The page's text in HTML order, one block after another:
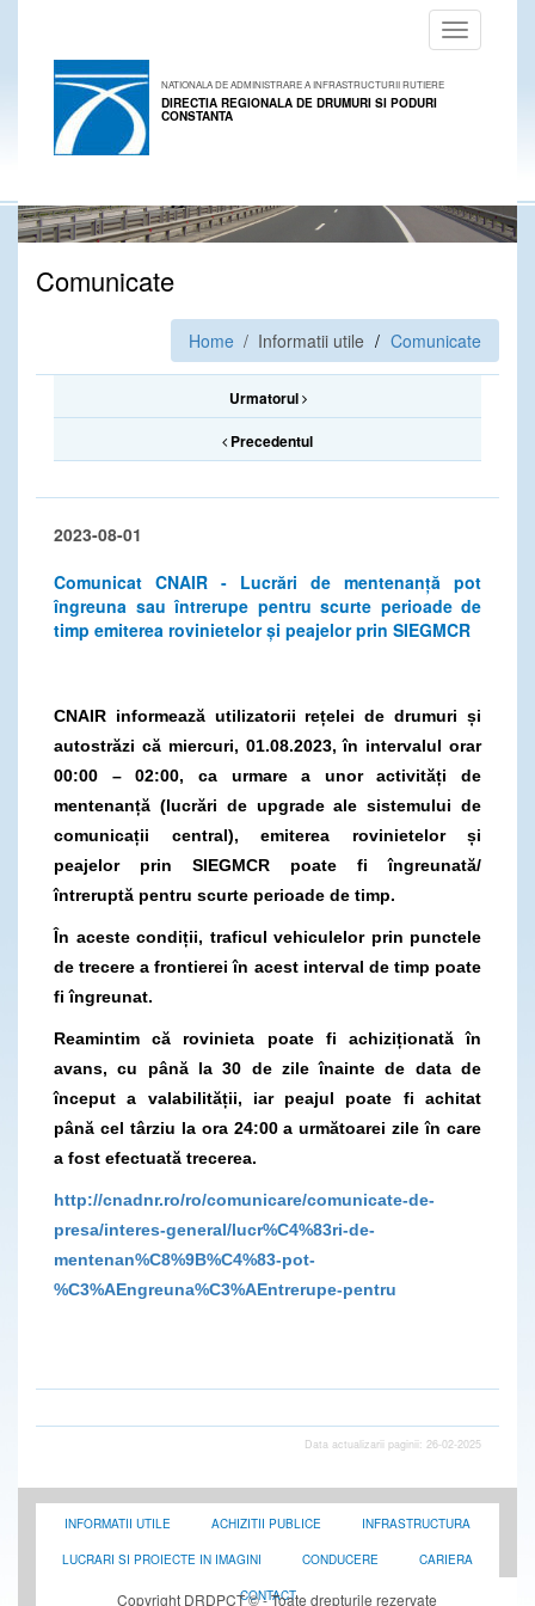
Toggle
navigation
NATIONALA DE ADMINISTRARE A INFRASTRUCTURII RUTIERE
DIRECTIA REGIONALA DE DRUMURI SI PODURI
CONSTANTA
Comunicate
Home / Informatii utile Comunicate
Urmatorul
Precedentul
2023-08-01
Comunicat CNAIR - Lucrări de mentenanță pot
îngreuna sau întrerupe pentru scurte perioade de
timp emiterea rovinietelor și peajelor prin SIEGMCR
CNAIR informează utilizatorii rețelei de drumuri și
autostrăzi că miercuri, 01.08.2023, în intervalul orar
00:00 – 02:00, ca urmare a unor activități de
mentenanță (lucrări de upgrade ale sistemului de
comunicații central), emiterea rovinietelor și
peajelor prin SIEGMCR poate fi îngreunată/
întreruptă pentru scurte perioade de timp.
În aceste condiții, traficul vehiculelor prin punctele
de trecere a frontierei în acest interval de timp poate
fi îngreunat.
Reamintim că rovinieta poate fi achiziționată în
avans, cu până la 30 de zile înainte de data de
început a valabilității, iar peajul poate fi achitat
până cel târziu la ora 24:00 a următoarei zile în care
a fost efectuată trecerea.
http://cnadnr.ro/ro/comunicare/comunicate-de-
presa/interes-general/lucr%C4%83ri-de-
mentenan%C8%9B%C4%83-pot-
%C3%AEngreuna%C3%AEntrerupe-pentru
Data actualizarii paginii: 26-02-2025
INFORMATII UTILE ACHIZITII PUBLICE INFRASTRUCTURA
LUCRARI SI PROIECTE IN IMAGINI CONDUCERE CARIERA
CONTACT
Copyright DRDPCT © - Toate drepturile rezervate